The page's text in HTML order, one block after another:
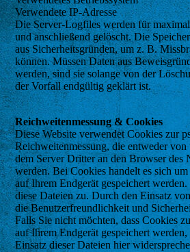
Verwendete IP-Adresse
Die Server-Logfiles werden für
und anschließend gelöscht. Die
aus Sicherheitsgründen, um z. B.
können. Müssen Daten aus
werden, sind sie solange von der
der Vorfall endgültig geklärt ist.
Reichweitenmessung & Cookies
Diese Website verwendet Cookies zur
Reichweitenmessung, die entweder von
dem Server Dritter an den Browser des
werden. Bei Cookies handelt es sich
auf Ihrem Endgerät gespeichert
diese Dateien zu. Durch den Einsatz
die Benutzerfreundlichkeit und
Falls Sie nicht möchten, dass Cookies
auf Ihrem Endgerät gespeichert
Einsatz dieser Dateien hier